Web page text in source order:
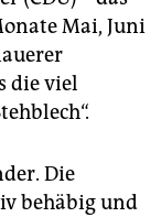
Mai, Juni
die viel
Die
behäbig und